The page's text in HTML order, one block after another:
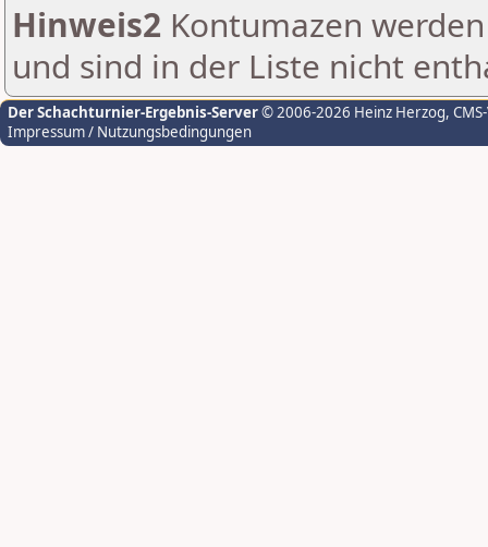
Hinweis2 Kontumazen
und sind in der Liste nicht
Der Schachturnier-Ergebnis-Server© 2006-2026 Heinz Herzog,
Impressum / Nutzungsbedingungen